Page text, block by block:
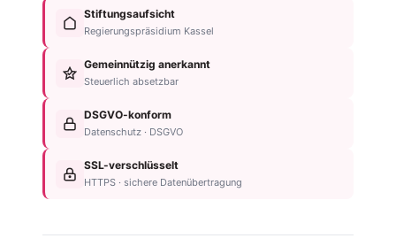
Autismus
Anzeichen
Diagnose
Betroffene
Einrichtungsübersicht
Im
Testament
Nachlassplanung
Zustiftung
Kind
absichern
Vorteile
Stiftungsaufsicht
Regierungspräsidium Kassel
Gemeinnützig anerkannt
Steuerlich absetzbar
DSGVO-konform
Datenschutz · DSGVO
SSL-verschlüsselt
HTTPS · sichere Datenübertragung